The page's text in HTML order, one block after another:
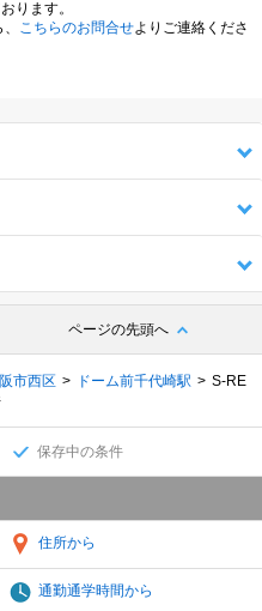
ります。
こちらのお問合せよりご連絡くださ
ページの先頭へ
市西区 ドーム前千代崎駅
S-RE
保存中の条件
住所から
通勤通学時間から